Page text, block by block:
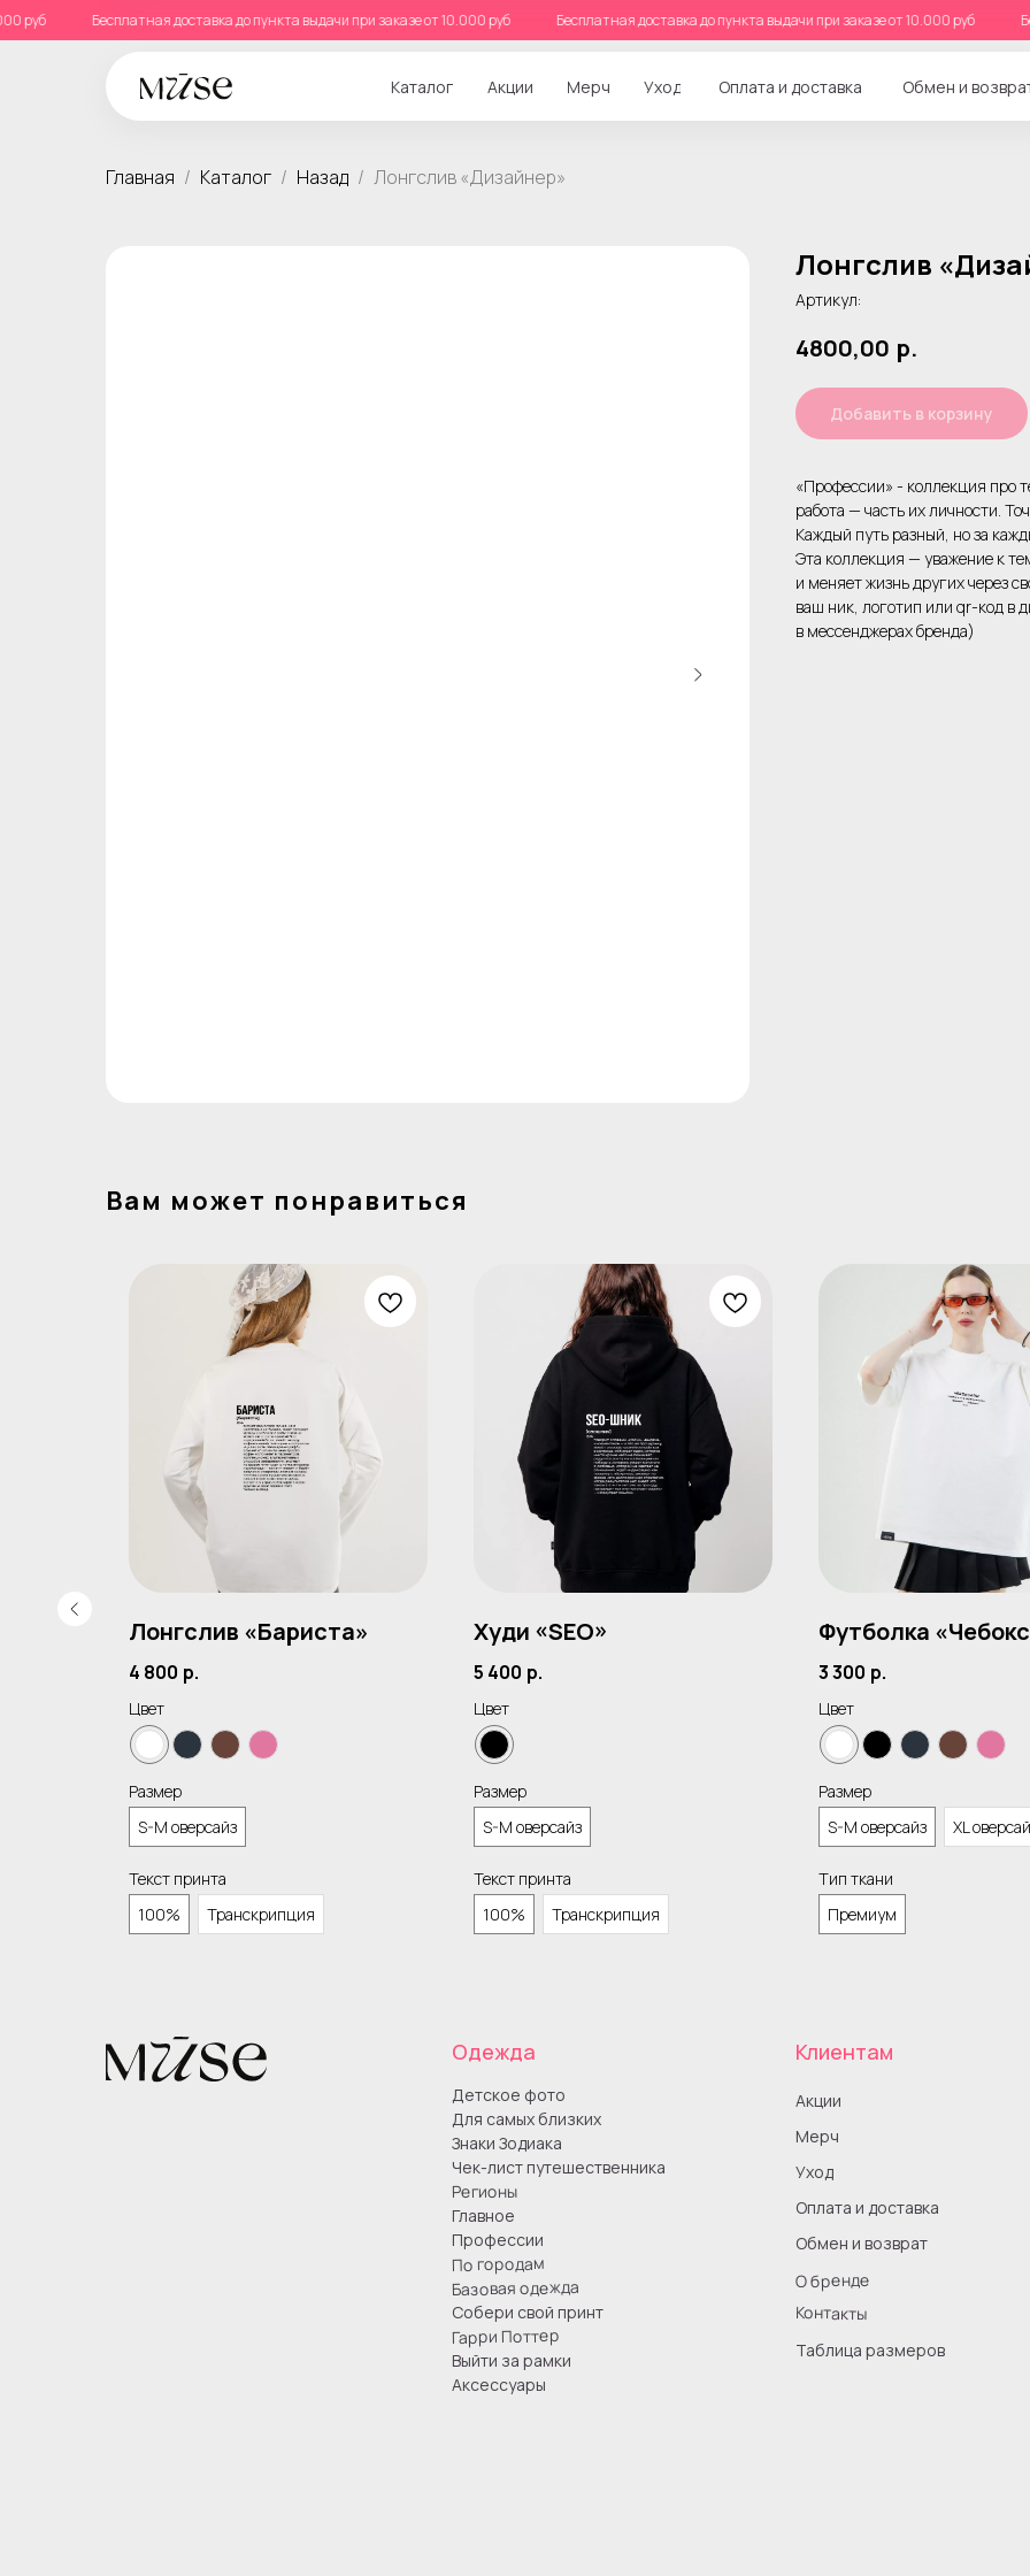
руб Бесплатная доставка до пункта выдачи при заказе от 10.000 руб Бесплатная доставка до пункта выдачи при заказе от 10.000 руб
Каталог Оплата и доставка Обмен и
Мерч
Акции Уход
Главная Каталог Назад Лонгслив «Дизайнер»
Лонгслив
Артикул:
4800,00 р.
Добавить в корзину
«Профессии» - коллекция про
работа — часть их личности.
Каждый путь разный, но за
Эта коллекция — уважение к
и меняет жизнь других через
ваш ник, логотип или qr-код в
в мессенджерах бренда)
Вам может понравиться
Лонгслив «Бариста»
4 800 р.
Цвет
Размер
S-M оверсайз
Текст принта
100%
Транскрипция
Худи «SEO»
5 400 р.
Цвет
Размер
S-M оверсайз
Текст принта
100%
Транскрипция
Футболка
3 300 р.
Цвет
Размер
S-M оверсайз
XL
Тип ткани
Премиум
Клиентам
Оплата и доставка
Обмен и возврат
О бренде
Контакты
Детское фото
Для самых близких
Знаки Зодиака
Чек-лист путешественника
Регионы
Главное
Профессии
По городам
Базовая одежда
Собери свой принт
Гарри Поттер
Выйти за рамки
Аксессуары
Одежда
Акции
Таблица размеров
Уход
Мерч